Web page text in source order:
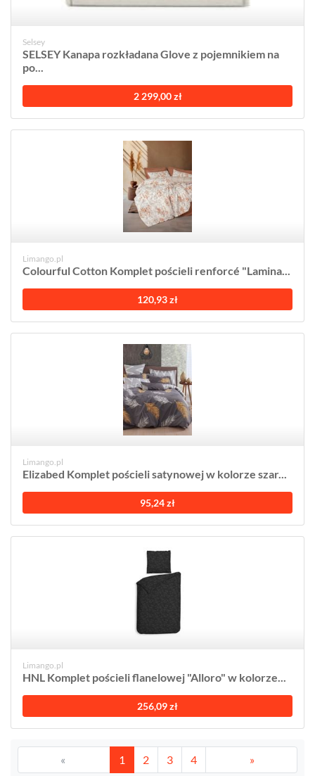
Selsey
SELSEY Kanapa rozkładana Glove z pojemnikiem na
po...
2 299,00 zł
Limango.pl
Colourful Cotton Komplet pościeli renforcé "Lamina...
120,93 zł
Limango.pl
Elizabed Komplet pościeli satynowej w kolorze szar...
95,24 zł
Limango.pl
HNL Komplet pościeli flanelowej "Alloro" w kolorze...
256,09 zł
« 1 2 3 4 »